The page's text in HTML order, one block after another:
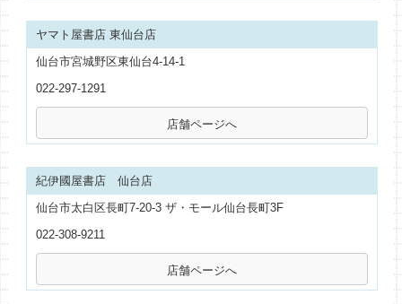
ヤマト屋書店 東仙台店
仙台市宮城野区東仙台4-14-1
022-297-1291
紀伊國屋書店 仙台店
仙台市太白区長町7-20-3 ザ・モール仙台長町3F
022-308-9211